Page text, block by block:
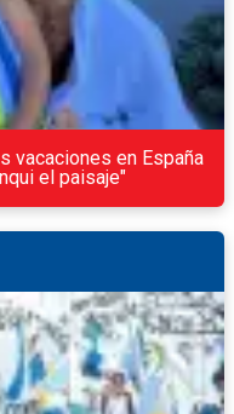
vacaciones en España
el paisaje"